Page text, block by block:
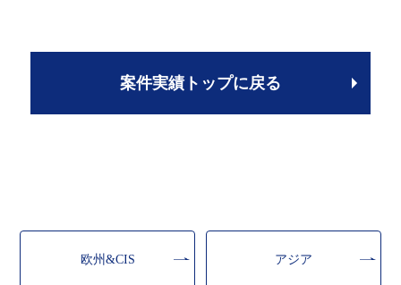
案件実績トップに戻る
欧州&CIS アジア